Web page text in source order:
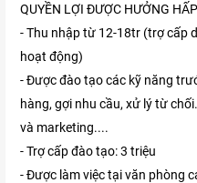
QUYỀN LỢI ĐƯỢC HƯỞNG
- Thu nhập từ 12-18tr (trợ cấp
hoạt động)
- Được đào tạo các kỹ năng
hàng, gợi nhu cầu, xử lý từ
và marketing....
- Trợ cấp đào tạo: 3 triệu
- Được làm việc tại văn phòng